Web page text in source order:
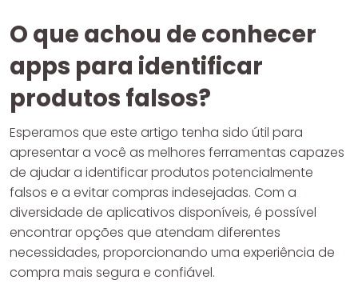
O que achou de conhecer
apps para identificar
produtos falsos?
Esperamos que este artigo tenha sido útil para
apresentar a você as melhores ferramentas capazes
de ajudar a identificar produtos potencialmente
falsos e a evitar compras indesejadas. Com a
diversidade de aplicativos disponíveis, é possível
encontrar opções que atendam diferentes
necessidades, proporcionando uma experiência de
compra mais segura e confiável.